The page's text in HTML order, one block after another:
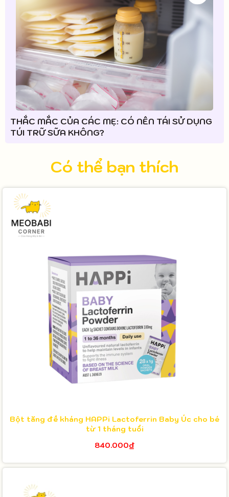
THẮC MẮC CỦA CÁC MẸ: CÓ NÊN TÁI SỬ DỤNG
TÚI TRỮ SỮA KHÔNG?
Có thể bạn thích
Bột tăng đề kháng HAPPi Lactoferrin Baby Úc cho bé
từ 1 tháng tuổi
840.000₫